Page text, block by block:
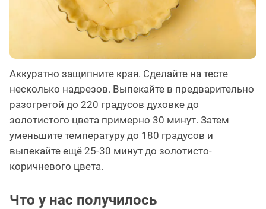
Аккуратно защипните края. Сделайте на тесте
несколько надрезов. Выпекайте в предварительно
разогретой до 220 градусов духовке до
золотистого цвета примерно 30 минут. Затем
уменьшите температуру до 180 градусов и
выпекайте ещё 25-30 минут до золотисто-
коричневого цвета.
Что у нас получилось